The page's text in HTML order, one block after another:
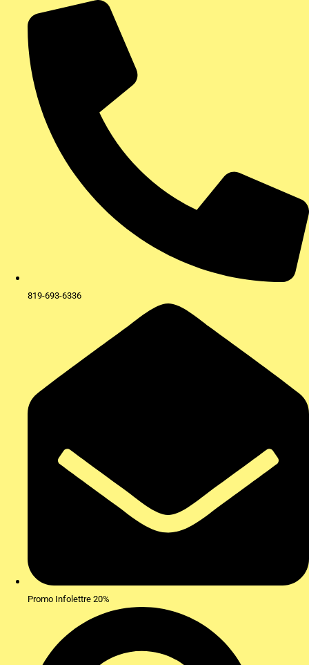
contenu
819-693-6336
Promo Infolettre 20%